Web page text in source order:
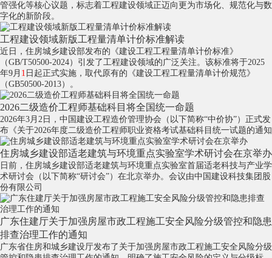
管强化等核心议题，标志着工程建设领域正迈向更为市场化、规范化与数
字化的新阶段。
工程建设领域新版工程量清单计价标准解读
近日，住房城乡建设部发布的《建设工程工程量清单计价标准》
（GB/T50500-2024）引发了工程建设领域的广泛关注。该标准将于2025
年9月 1 日起正式实施，取代原有的《建设工程工程量清单计价规范》
（GB50500-2013）。
2026二级造价工程师基础科目将全国统一命题
2026年3月2日，中国建设工程造价管理协会（以下简称“中价协”）正式发
布《关于2026年度二级造价工程师职业资格考试基础科目统一试题的通知
住房城乡建设部适老建筑与环境重点实验室学术研讨会在京举办
日前，住房城乡建设部适老建筑与环境重点实验室首届适老科技与产业学
术研讨会（以下简称“研讨会”）在北京举办。会议由中国建设科技集团股
份有限公司
广东住建厅关于加强房屋市政工程施工安全风险分级管控和隐患
排查治理工作的通知
广东省住房和城乡建设厅发布了关于加强房屋市政工程施工安全风险分级